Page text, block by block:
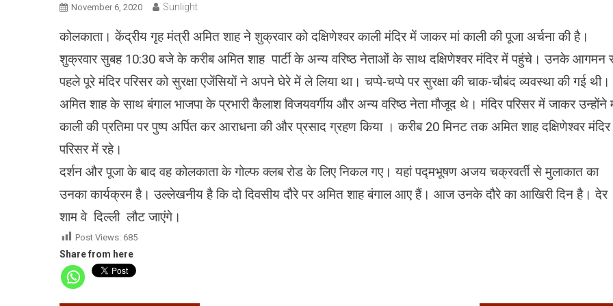
November 6, 2020 Sunlight
कोलकाता। केंद्रीय गृह मंत्री अमित शाह ने शुक्रवार को दक्षिणेश्वर काली मंदिर में जाकर मां काली की पूजा अर्चना की है।
शुक्रवार सुबह 10:30 बजे के करीब अमित शाह पार्टी के अन्य वरिष्ठ नेताओं के साथ दक्षिणेश्वर मंदिर में पहुंचे। उनके आगमन
पहले पूरे मंदिर परिसर को सुरक्षा एजेंसियों ने अपने घेरे में ले लिया था। चप्पे-चप्पे पर सुरक्षा की चाक-चौबंद व्यवस्था की गई थी।
अमित शाह के साथ बंगाल भाजपा के प्रभारी कैलाश विजयवर्गीय और अन्य वरिष्ठ नेता मौजूद थे। मंदिर परिसर में जाकर उन्होंने
काली की प्रतिमा पर पुष्प अर्पित कर आराधना की और प्रसाद ग्रहण किया । करीब 20 मिनट तक अमित शाह दक्षिणेश्वर मंदिर
परिसर में रहे।
दर्शन और पूजा के बाद वह कोलकाता के गोल्फ क्लब रोड के लिए निकल गए। यहां पद्मभूषण अजय चक्रवर्ती से मुलाकात का
उनका कार्यक्रम है। उल्लेखनीय है कि दो दिवसीय दौरे पर अमित शाह बंगाल आए हैं। आज उनके दौरे का आखिरी दिन है। देर
शाम वे दिल्ली लौट जाएंगे।
Post Views: 685
Share from here